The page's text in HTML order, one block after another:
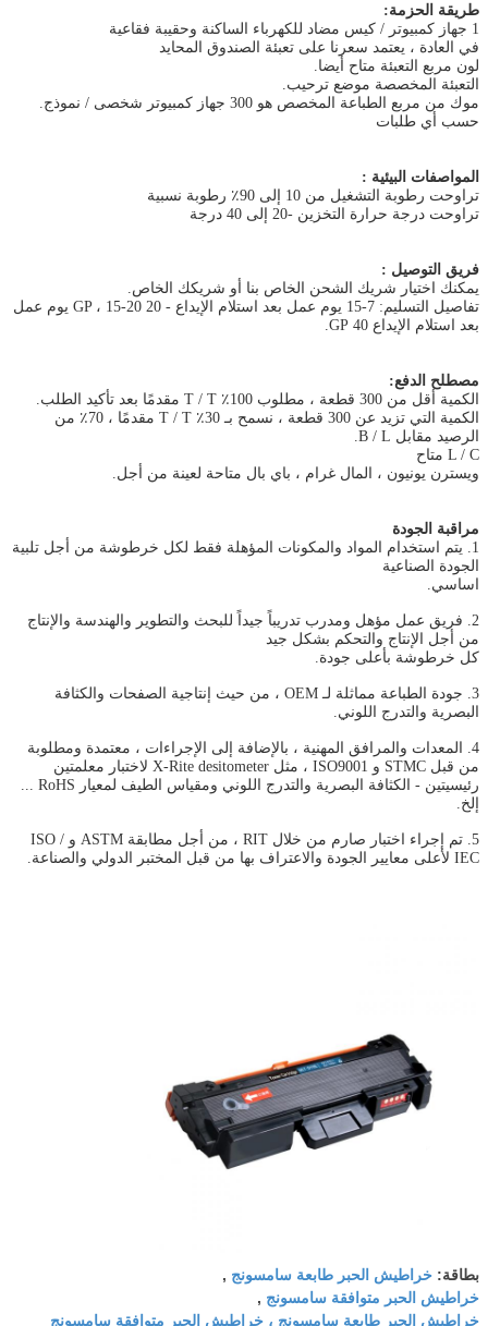
طريقة الحزمة:
1 جهاز كمبيوتر / كيس مضاد للكهرباء الساكنة وحقيبة فقاعية
في العادة ، يعتمد سعرنا على تعبئة الصندوق المحايد
لون مربع التعبئة متاح أيضا.
التعبئة المخصصة موضع ترحيب.
موك من مربع الطباعة المخصص هو 300 جهاز كمبيوتر شخصى / نموذج.
حسب أي طلبات
المواصفات البيئية :
تراوحت رطوبة التشغيل من 10 إلى 90٪ رطوبة نسبية
تراوحت درجة حرارة التخزين -20 إلى 40 درجة
فريق التوصيل :
يمكنك اختيار شريك الشحن الخاص بنا أو شريكك الخاص.
تفاصيل التسليم: 7-15 يوم عمل بعد استلام الإيداع - 20 GP ، 15-20 يوم عمل
بعد استلام الإيداع 40 GP.
مصطلح الدفع:
الكمية أقل من 300 قطعة ، مطلوب 100٪ T / T مقدمًا بعد تأكيد الطلب.
الكمية التي تزيد عن 300 قطعة ، نسمح بـ 30٪ T / T مقدمًا ، 70٪ من
الرصيد مقابل B / L.
L / C متاح
ويسترن يونيون ، المال غرام ، باي بال متاحة لعينة من أجل.
مراقبة الجودة
1. يتم استخدام المواد والمكونات المؤهلة فقط لكل خرطوشة من أجل تلبية
الجودة الصناعية
اساسي.
2. فريق عمل مؤهل ومدرب تدريباً جيداً للبحث والتطوير والهندسة والإنتاج
من أجل الإنتاج والتحكم بشكل جيد
كل خرطوشة بأعلى جودة.
3. جودة الطباعة مماثلة لـ OEM ، من حيث إنتاجية الصفحات والكثافة
البصرية والتدرج اللوني.
4. المعدات والمرافق المهنية ، بالإضافة إلى الإجراءات ، معتمدة ومطلوبة
من قبل STMC و ISO9001 ، مثل X-Rite desitometer لاختبار معلمتين
إلخ.
5. تم إجراء اختبار صارم من خلال RIT ، من أجل مطابقة ASTM و ISO /
IEC لأعلى معايير الجودة والاعتراف بها من قبل المختبر الدولي والصناعة.
بطاقة: خراطيش الحبر طابعة سامسونج ,
خراطيش الحبر متوافقة سامسونج ,
خراطيش الحبر طابعة سامسونج ، خراطيش الحبر متوافقة سامسونج